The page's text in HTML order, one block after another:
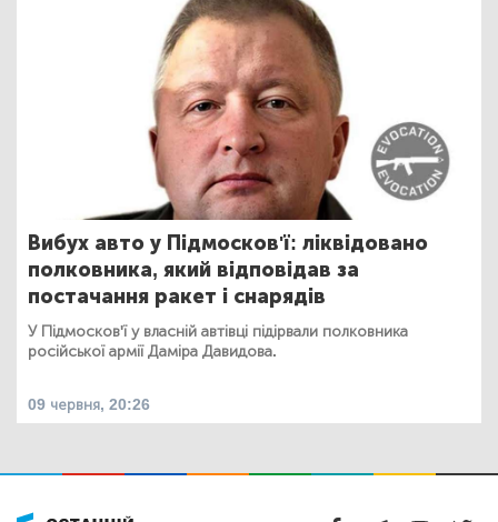
Вибух авто у Підмосков'ї: ліквідовано
полковника, який відповідав за
постачання ракет і снарядів
У Підмосков'ї у власній автівці підірвали полковника
російської армії Даміра Давидова.
09 червня, 20:26